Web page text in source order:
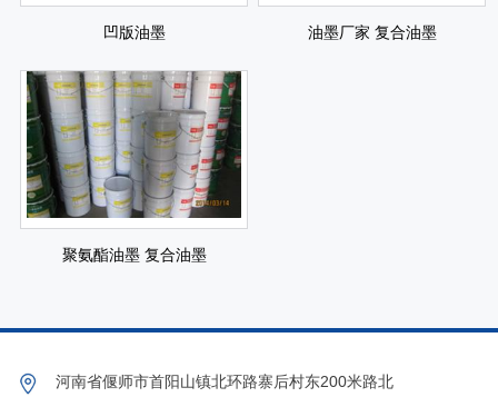
凹版油墨 油墨厂家 复合油墨
聚氨酯油墨 复合油墨
河南省偃师市首阳山镇北环路寨后村东200米路北